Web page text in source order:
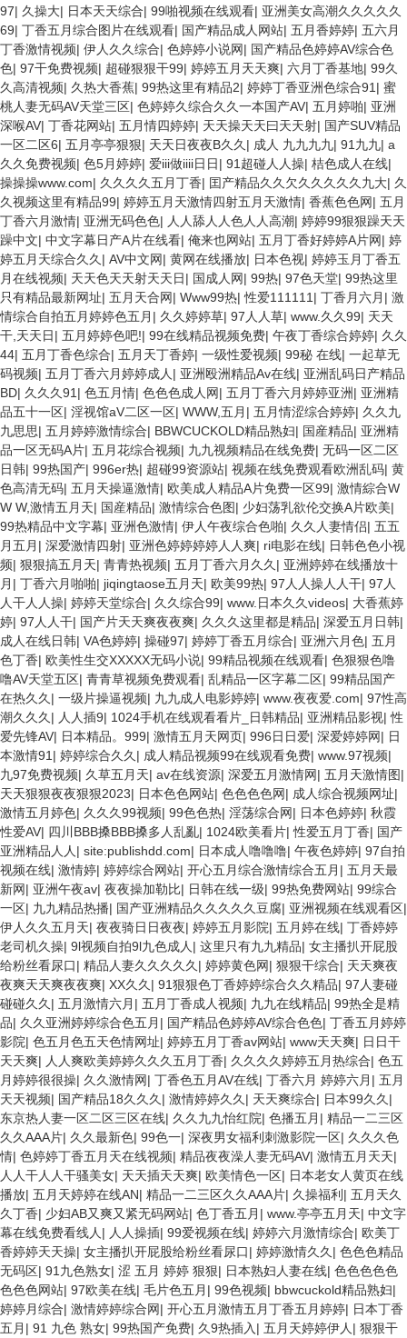
97| 久操大| 日本天天综合| 99啪视频在线观看| 亚洲美女高潮久久久久久
69| 丁香五月综合图片在线观看| 国产精品成人网站| 五月香婷婷| 五六月
丁香激情视频| 伊人久久综合| 色婷婷小说网| 国产精品色婷婷AV综合色
色| 97干免费视频| 超碰狠狠干99| 婷婷五月天天爽| 六月丁香基地| 99久
久高清视频| 久热大香蕉| 99热这里有精品2| 婷婷丁香亚洲色综合91 | 蜜
桃人妻无码AV天堂三区| 色婷婷久综合久久一本国产AV| 五月婷啪| 亚洲
深喉AV| 丁香花网站| 五月情四婷婷| 天天操天天曰天天射| 国产SUV精品
一区二区6| 五月亭亭狠狠| 天天日夜夜B久久 | 成人 九九九九| 91九九| a
久久免费视频| 色5月婷婷| 爱iii做iiii日日| 91超碰人人操| 桔色成人在线|
操操操www.com| 久久久久五月丁香| 囯产精品久久欠久久久久久九大| 久
久视频这里有精品99| 婷婷五月天激情四射五月天激情| 香蕉色色网| 五月
丁香六月激情| 亚洲无码色色| 人人舔人人色人人高潮| 婷婷99狠狠躁天天
躁中文| 中文字幕日产A片在线看| 俺来也网站| 五月丁香好婷婷A片网| 婷
婷五月天综合久久 | AV中文网| 黄网在线播放| 日本色视| 婷婷玉月丁香五
月在线视频| 天天色天天射天天日| 国成人网| 99热| 97色天堂| 99热这里
只有精品最新网址| 五月天合网| Www99热|性爱111111 | 丁香月六月 | 激
情综合自拍五月婷婷色五月 | 久久婷婷草| 97人人草| www.久久99| 天天
干,天天日| 五月婷婷色吧!| 99在线精品视频免费| 午夜丁香综合婷婷| 久久
44| 五月丁香色综合| 五月天丁香婷| 一级性爱视频| 99秘 在线| 一起草无
码视频| 五月丁香六月婷婷成人 | 亚洲殴洲精品Av在线| 亚洲乱码日产精品
BD| 久久久91 | 色五月情| 色色色成人网| 五月丁香六月婷婷亚洲| 亚洲精
品五十一区| 淫视馆aV二区一区| WWW,五月 | 五月情涩综合婷婷| 久久九
九思思| 五月婷婷激情综合| BBWCUCKOLD精品熟妇| 国産精品| 亚洲精
品一区无码A片| 五月花综合视频| 九九视频精品在线免费| 无码一区二区
日韩| 99热国产| 996er热| 超碰99资源站| 视频在线免费观看欧洲乱码| 黄
色高清无码| 五月天操逼激情| 欧美成人精品A片免费一区99| 激情綜合W
W W,激情五月天| 国産精品| 激情综合色图| 少妇荡乳欲伦交换A片欧美|
99热精品中文字幕| 亚洲色激情| 伊人午夜综合色啪| 久久人妻情侣| 五五
月五月 | 深爱激情四射| 亚洲色婷婷婷婷人人爽| ri电影在线| 日韩色色小视
频| 狠狠搞五月天| 青青热视频| 五月丁香六月久久 | 亚洲婷婷在线播放十
月 | 丁香六月啪啪| jiqingtaose五月天| 欧美99热| 97人人操人人干| 97人
人干人人操| 婷婷天堂综合| 久久综合99| www.日本久久videos| 大香蕉婷
婷| 97人人干| 国产片天天爽夜夜爽| 久久久这里都是精品| 深爱五月日韩|
成人在线日韩| VA色婷婷| 操碰97| 婷婷丁香五月综合| 亚洲六月色| 五月
色丁香| 欧美性生交XXXXX无码小说| 99精品视频在线观看| 色狠狠色噜
噜AV天堂五区| 青青草视频免费观看| 乱精品一区字幕二区| 99精品国产
在热久久 | 一级片操逼视频| 九九成人电影婷婷| www.夜夜爱.com| 97性高
潮久久久 | 人人插9| 1024手机在线观看看片_日韩精品| 亚洲精品影视|性
爱先锋AV| 日本精品。999| 激情五月天网页| 996日日爱| 深爱婷婷网| 日
本激情91 | 婷婷综合久久 | 成人精品视频99在线观看免费| www.97视频|
九97免费视频| 久草五月天| av在线资源| 深爱五月激情网| 五月天激情图|
天天狠狠夜夜狠狠2023| 日本色色网站| 色色色色网| 成人综合视频网址|
激情五月婷色| 久久久99视频| 99色色热| 淫荡综合网| 日本色婷婷| 秋霞
性爱AV| 四川BBB搡BBB搡多人乱亂| 1024欧美看片|性爱五月丁香| 国产
亚洲精品人人 | site:publishdd.com| 日本成人噜噜噜| 午夜色婷婷| 97自拍
视频在线| 激情婷| 婷婷综合网站| 开心五月综合激情综合五月 | 五月天最
新网| 亚洲午夜av| 夜夜操加勒比| 日韩在线一级| 99热免费网站| 99综合
一区| 九九精品热播| 国产亚洲精品久久久久久豆腐| 亚洲视频在线观看区|
伊人久久五月天| 夜夜骑日日夜夜| 婷婷五月影院| 五月婷在线| 丁香婷婷
老司机久操| 9l视频自拍9l九色成人 | 这里只有九九精品| 女主播扒开屁股
给粉丝看尿口| 精品人妻久久久久久 | 婷婷黄色网| 狠狠干综合| 天天爽夜
夜爽天天爽夜夜爽| XX久久 | 91狠狠色丁香婷婷综合久久精品| 97人妻碰
碰碰久久 | 五月激情六月 | 五月丁香成人视频| 九九在线精品| 99热全是精
品| 久久亚洲婷婷综合色五月 | 国产精品色婷婷AV综合色色| 丁香五月婷婷
影院| 色五月色五天色情网址| 婷婷五月丁香av网站| www天天爽| 日日干
天天爽| 人人爽欧美婷婷久久久五月丁香| 久久久久婷婷五月热综合| 色五
月婷婷很很操| 久久激情网| 丁香色五月AV在线| 丁香六月 婷婷六月 | 五月
天天视频| 国产精品18久久久 | 激情婷婷久久 | 天天爽综合| 日本99久久 |
东京热人妻一区二区三区在线| 久久九九怡红院| 色播五月 | 精品一二三区
久久AAA片| 久久最新色| 99色一| 深夜男女福利刺激影院一区| 久久久色
情| 色婷婷丁香五月天在线视频| 精品夜夜澡人妻无码AV| 激情五月天天|
人人干人人干骚美女| 天天插天天爽| 欧美情色一区| 日本老女人黄页在线
播放| 五月天婷婷在线AN| 精品一二三区久久AAA片| 久操福利| 五月天久
久丁香| 少妇AB又爽又紧无码网站| 色丁香五月 | www.亭亭五月天| 中文字
幕在线免费看线人 | 人人操插| 99爱视频在线| 婷婷六月激情综合| 欧美丁
香婷婷天天操| 女主播扒开屁股给粉丝看尿口| 婷婷激情久久 | 色色色精品
无码区| 91九色熟女| 涩 五月 婷婷 狠狠| 日本熟妇人妻在线| 色色色色色
色色色网站| 97欧美在线| 毛片色五月 | 99色视频| bbwcuckold精品熟妇|
婷婷月综合| 激情婷婷综合网| 开心五月激情五月丁香五月婷婷| 日本丁香
五月 | 91 九色 熟女| 99热国产免费| 久9热插入 | 五月天婷婷伊人 | 狠狠干